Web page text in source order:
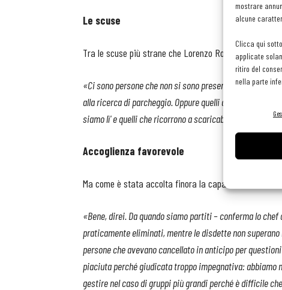
mostrare
alcune
Clicca qui
applicate
ritiro del
nella parte
Le scuse
Tra le scuse più strane che Lorenzo Romano si è
«Ci sono persone che non si sono presentate e dopo
alla ricerca di parcheggio. Oppure quelli che
siamo lì' e quelli che ricorrono a scaricabarile come 'non
Accoglienza favorevole
Ma come è stata accolta finora la caparra?
«Bene, direi. Da quando siamo partiti – conferma lo
praticamente eliminati, mentre le disdette non
persone che avevano cancellato in anticipo per
piaciuta perché giudicata troppo impegnativa:
gestire nel caso di gruppi più grandi perché è difficile